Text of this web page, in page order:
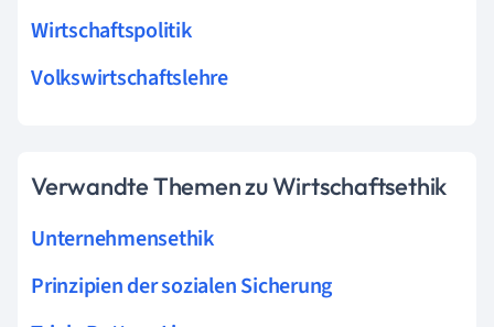
Wirtschaftspolitik
Volkswirtschaftslehre
Verwandte Themen zu Wirtschaftsethik
Unternehmensethik
Prinzipien der sozialen Sicherung